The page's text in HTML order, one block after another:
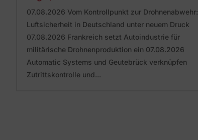
07.08.2026 Vom Kontrollpunkt zur Drohnenabwehr:
Luftsicherheit in Deutschland unter neuem Druck
07.08.2026 Frankreich setzt Autoindustrie für
militärische Drohnenproduktion ein 07.08.2026
Automatic Systems und Geutebrück verknüpfen
Zutrittskontrolle und...